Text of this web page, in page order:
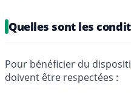
Quelles sont les
Pour bénéficier du
doivent être respectées :